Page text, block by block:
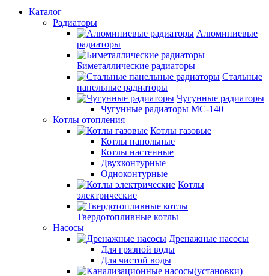
Каталог
Радиаторы
Алюминиевые
радиаторы
Биметаллические радиаторы
Стальные
панельные радиаторы
Чугунные радиаторы
Чугунные радиаторы МС-140
Котлы отопления
Котлы газовые
Котлы напольные
Котлы настенные
Двухконтурные
Одноконтурные
Котлы
электрические
Твердотопливные котлы
Насосы
Дренажные насосы
Для грязной воды
Для чистой воды